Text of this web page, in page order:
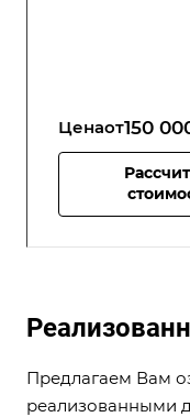
Ценаот150
Предлагаем Вам
реализованными